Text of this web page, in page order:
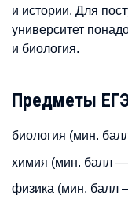
и истории. Для
университет
и биология.
Предметы
биология (мин.
химия (мин. балл —
физика (мин. балл